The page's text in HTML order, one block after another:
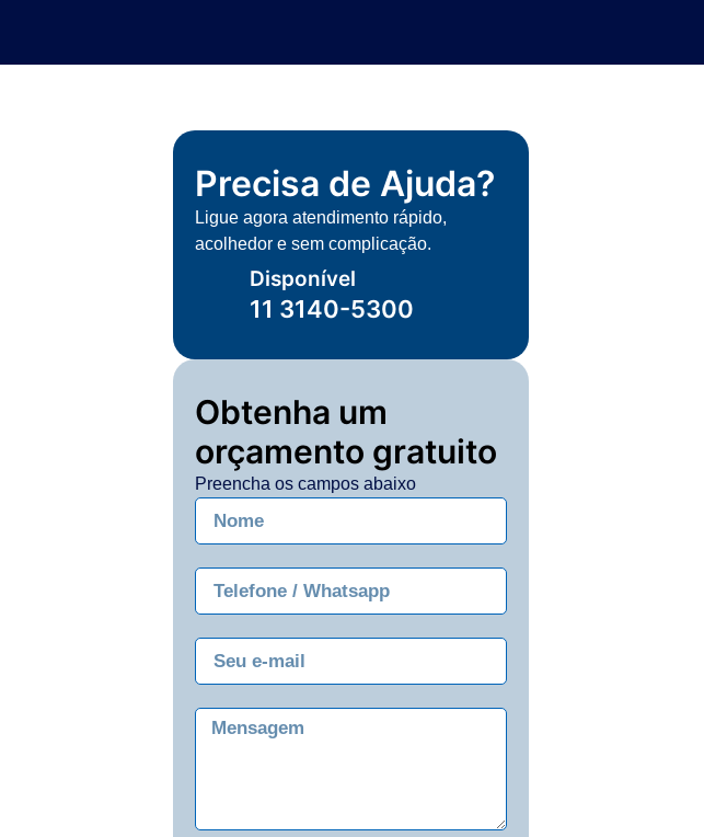
Precisa de Ajuda?
Ligue agora atendimento rápido,
acolhedor e sem complicação.
Disponível
11 3140-5300
Obtenha um
orçamento gratuito
Preencha os campos abaixo